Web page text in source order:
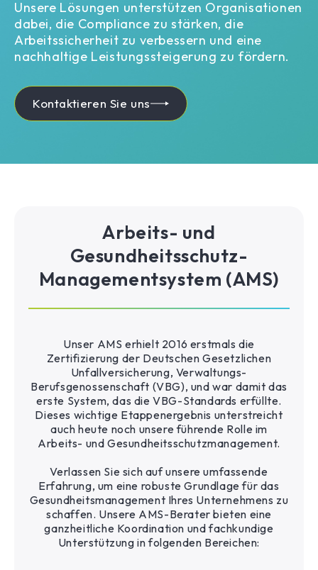
Unsere Lösungen unterstützen Organisationen
dabei, die Compliance zu stärken, die
Arbeitssicherheit zu verbessern und eine
nachhaltige Leistungssteigerung zu fördern.
Kontaktieren Sie uns
Arbeits- und
Gesundheitsschutz-
Managementsystem (AMS)
Unser AMS erhielt 2016 erstmals die
Zertifizierung der Deutschen Gesetzlichen
Unfallversicherung, Verwaltungs-
Berufsgenossenschaft (VBG), und war damit das
erste System, das die VBG-Standards erfüllte.
Dieses wichtige Etappenergebnis unterstreicht
auch heute noch unsere führende Rolle im
Arbeits- und Gesundheitsschutzmanagement.
Verlassen Sie sich auf unsere umfassende
Erfahrung, um eine robuste Grundlage für das
Gesundheitsmanagement Ihres Unternehmens zu
schaffen. Unsere AMS-Berater bieten eine
ganzheitliche Koordination und fachkundige
Unterstützung in folgenden Bereichen: